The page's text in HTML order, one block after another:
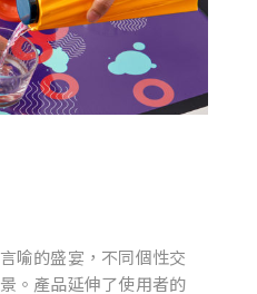
喻的盛宴，不同個性交
。產品延伸了使用者的